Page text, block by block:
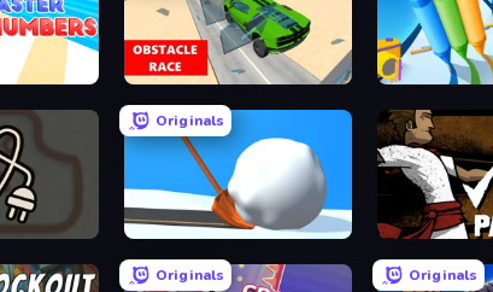
Obstacle Race: Destroying Simulator! Pencil Rush
Originals
Shovel 3D Extreme
Originals Originals